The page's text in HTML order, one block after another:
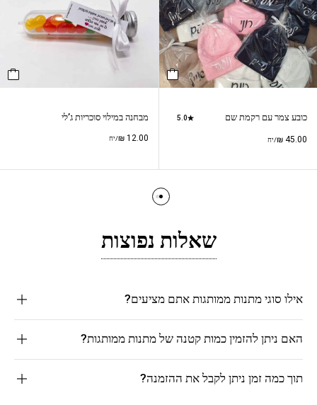
כובע צמר עם רקמת שם 5.0
₪ 45.00 /יח
מבחנה במילוי סוכריות ג’לי
₪12.00 /יח
שאלות נפוצות
אילו סוגי מתנות ממותגות אתם מציעים?
האם ניתן להזמין כמות קטנה של מתנות ממותגות?
תוך כמה זמן ניתן לקבל את ההזמנה?